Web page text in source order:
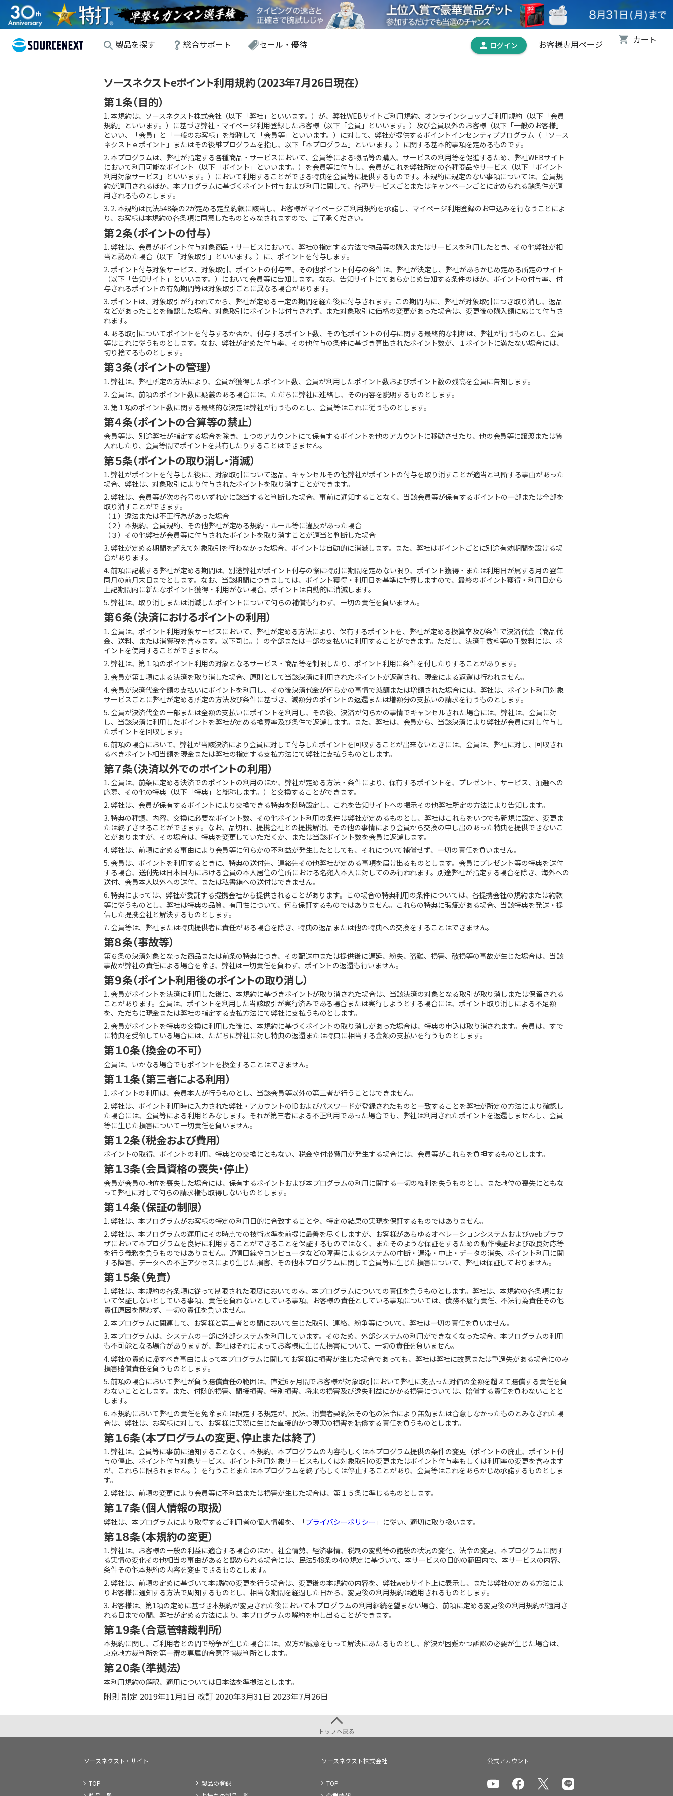
製品を探す 総合サポート セール・優待 お客様専用ページ
ソースネクストeポイント利用規約（2023年7月26日現在）
第１条（目的）
1. 本規約は、ソースネクスト株式会社（以下「弊社」といいます。）が、弊社WEBサイトご利用規約、オンラインショップご利用規約（以下「会員
規約」といいます。）に基づき弊社・マイページ利用登録したお客様（以下「会員」といいます。）及び会員以外のお客様（以下「一般のお客様」
といい、「会員」と「一般のお客様」を総称して「会員等」といいます。）に対して、弊社が提供するポイントインセンティブプログラム（「ソース
ネクストｅポイント」またはその後継プログラムを指し、以下「本プログラム」といいます。）に関する基本的事項を定めるものです。
2. 本プログラムは、弊社が指定する各種商品・サービスにおいて、会員等による物品等の購入、サービスの利用等を促進するため、弊社WEBサイト
において利用可能なポイント（以下「ポイント」といいます。）を会員等に付与し、会員がこれを弊社所定の各種商品やサービス（以下「ポイント
利用対象サービス」といいます。）において利用することができる特典を会員等に提供するものです。本規約に規定のない事項については、会員規
約が適用されるほか、本プログラムに基づくポイント付与および利用に関して、各種サービスごとまたはキャンペーンごとに定められる諸条件が適
用されるものとします。
3. 2. 本規約は民法548条の2が定める定型約款に該当し、お客様がマイページご利用規約を承諾し、マイページ利用登録のお申込みを行なうことによ
り、お客様は本規約の各条項に同意したものとみなされますので、ご了承ください。
第２条（ポイントの付与）
1. 弊社は、会員がポイント付与対象商品・サービスにおいて、弊社の指定する方法で物品等の購入またはサービスを利用したとき、その他弊社が相
当と認めた場合（以下「対象取引」といいます。）に、ポイントを付与します。
2. ポイント付与対象サービス、対象取引、ポイントの付与率、その他ポイント付与の条件は、弊社が決定し、弊社があらかじめ定める所定のサイト
（以下「告知サイト」といいます。）において会員等に告知します。なお、告知サイトにてあらかじめ告知する条件のほか、ポイントの付与率、付
与されるポイントの有効期間等は対象取引ごとに異なる場合があります。
3. ポイントは、対象取引が行われてから、弊社が定める一定の期間を経た後に付与されます。この期間内に、弊社が対象取引につき取り消し、返品
などがあったことを確認した場合、対象取引にポイントは付与されず、また対象取引に価格の変更があった場合は、変更後の購入額に応じて付与さ
れます。
4. ある取引についてポイントを付与するか否か、付与するポイント数、その他ポイントの付与に関する最終的な判断は、弊社が行うものとし、会員
等はこれに従うものとします。なお、弊社が定めた付与率、その他付与の条件に基づき算出されたポイント数が、１ポイントに満たない場合には、
切り捨てるものとします。
第３条（ポイントの管理）
1. 弊社は、弊社所定の方法により、会員が獲得したポイント数、会員が利用したポイント数およびポイント数の残高を会員に告知します。
2. 会員は、前項のポイント数に疑義のある場合には、ただちに弊社に連絡し、その内容を説明するものとします。
3. 第１項のポイント数に関する最終的な決定は弊社が行うものとし、会員等はこれに従うものとします。
第４条（ポイントの合算等の禁止）
会員等は、別途弊社が指定する場合を除き、１つのアカウントにて保有するポイントを他のアカウントに移動させたり、他の会員等に譲渡または質
入れしたり、会員等間でポイントを共有したりすることはできません。
第５条（ポイントの取り消し・消滅）
1. 弊社がポイントを付与した後に、対象取引について返品、キャンセルその他弊社がポイントの付与を取り消すことが適当と判断する事由があった
場合、弊社は、対象取引により付与されたポイントを取り消すことができます。
2. 弊社は、会員等が次の各号のいずれかに該当すると判断した場合、事前に通知することなく、当該会員等が保有するポイントの一部または全部を
取り消すことができます。
（１）違法または不正行為があった場合
（２）本規約、会員規約、その他弊社が定める規約・ルール等に違反があった場合
（３）その他弊社が会員等に付与されたポイントを取り消すことが適当と判断した場合
3. 弊社が定める期間を超えて対象取引を行わなかった場合、ポイントは自動的に消滅します。また、弊社はポイントごとに別途有効期間を設ける場
合があります。
4. 前項に記載する弊社が定める期間は、別途弊社がポイント付与の際に特別に期間を定めない限り、ポイント獲得・または利用日が属する月の翌年
同月の前月末日までとします。なお、当該期間につきましては、ポイント獲得・利用日を基準に計算しますので、最終のポイント獲得・利用日から
上記期間内に新たなポイント獲得・利用がない場合、ポイントは自動的に消滅します。
5. 弊社は、取り消しまたは消滅したポイントについて何らの補償も行わず、一切の責任を負いません。
第６条（決済におけるポイントの利用）
1. 会員は、ポイント利用対象サービスにおいて、弊社が定める方法により、保有するポイントを、弊社が定める換算率及び条件で決済代金（商品代
金、送料、または消費税を含みます。以下同じ。）の全部または一部の支払いに利用することができます。ただし、決済手数料等の手数料には、ポ
イントを使用することができません。
2. 弊社は、第１項のポイント利用の対象となるサービス・商品等を制限したり、ポイント利用に条件を付したりすることがあります。
3. 会員が第１項による決済を取り消した場合、原則として当該決済に利用されたポイントが返還され、現金による返還は行われません。
4. 会員が決済代金全額の支払いにポイントを利用し、その後決済代金が何らかの事情で減額または増額された場合には、弊社は、ポイント利用対象
サービスごとに弊社が定める所定の方法及び条件に基づき、減額分のポイントの返還または増額分の支払いの請求を行うものとします。
5. 会員が決済代金の一部または全額の支払いにポイントを利用し、その後、決済が何らかの事情でキャンセルされた場合には、弊社は、会員に対
し、当該決済に利用したポイントを弊社が定める換算率及び条件で返還します。また、弊社は、会員から、当該決済により弊社が会員に対し付与し
たポイントを回収します。
6. 前項の場合において、弊社が当該決済により会員に対して付与したポイントを回収することが出来ないときには、会員は、弊社に対し、回収され
るべきポイント相当額を現金または弊社の指定する支払方法にて弊社に支払うものとします。
第７条（決済以外でのポイントの利用）
1. 会員は、前条に定める決済でのポイントの利用のほか、弊社が定める方法・条件により、保有するポイントを、プレゼント、サービス、抽選への
応募、その他の特典（以下「特典」と総称します。）と交換することができます。
2. 弊社は、会員が保有するポイントにより交換できる特典を随時設定し、これを告知サイトへの掲示その他弊社所定の方法により告知します。
3. 特典の種類、内容、交換に必要なポイント数、その他ポイント利用の条件は弊社が定めるものとし、弊社はこれらをいつでも新規に設定、変更ま
たは終了させることができます。なお、品切れ、提携会社との提携解消、その他の事情により会員から交換の申し出のあった特典を提供できないこ
とがありますが、その場合は、特典を変更していただくか、または当該ポイント数を会員に返還します。
4. 弊社は、前項に定める事由により会員等に何らかの不利益が発生したとしても、それについて補償せず、一切の責任を負いません。
5. 会員は、ポイントを利用するときに、特典の送付先、連絡先その他弊社が定める事項を届け出るものとします。会員にプレゼント等の特典を送付
する場合、送付先は日本国内における会員の本人居住の住所における名宛人本人に対してのみ行われます。別途弊社が指定する場合を除き、海外への
送付、会員本人以外への送付、または私書箱への送付はできません。
6. 特典によっては、弊社が委託する提携会社から提供されることがあります。この場合の特典利用の条件については、各提携会社の規約または約款
等に従うものとし、弊社は特典の品質、有用性について、何ら保証するものではありません。これらの特典に瑕疵がある場合、当該特典を発送・提
供した提携会社と解決するものとします。
7. 会員等は、弊社または特典提供者に責任がある場合を除き、特典の返品または他の特典への交換をすることはできません。
第８条（事故等）
第６条の決済対象となった商品または前条の特典につき、その配送中または提供後に遅延、紛失、盗難、損害、破損等の事故が生じた場合は、当該
事故が弊社の責任による場合を除き、弊社は一切責任を負わず、ポイントの返還も行いません。
第９条（ポイント利用後のポイントの取り消し）
1. 会員がポイントを決済に利用した後に、本規約に基づきポイントが取り消された場合は、当該決済の対象となる取引が取り消しまたは保留される
ことがあります。会員は、ポイントを利用した当該取引が実行済みである場合または実行しようとする場合には、ポイント取り消しによる不足額
を、ただちに現金または弊社の指定する支払方法にて弊社に支払うものとします。
2. 会員がポイントを特典の交換に利用した後に、本規約に基づくポイントの取り消しがあった場合は、特典の申込は取り消されます。会員は、すで
に特典を受領している場合には、ただちに弊社に対し特典の返還または特典に相当する金額の支払いを行うものとします。
第１０条（換金の不可）
会員は、いかなる場合でもポイントを換金することはできません。
第１１条（第三者による利用）
1. ポイントの利用は、会員本人が行うものとし、当該会員等以外の第三者が行うことはできません。
2. 弊社は、ポイント利用時に入力された弊社・アカウントのIDおよびパスワードが登録されたものと一致することを弊社が所定の方法により確認し
た場合には、会員等による利用とみなします。それが第三者による不正利用であった場合でも、弊社は利用されたポイントを返還しませんし、会員
等に生じた損害について一切責任を負いません。
第１２条（税金および費用）
ポイントの取得、ポイントの利用、特典との交換にともない、税金や付帯費用が発生する場合には、会員等がこれらを負担するものとします。
第１３条（会員資格の喪失・停止）
会員が会員の地位を喪失した場合には、保有するポイントおよび本プログラムの利用に関する一切の権利を失うものとし、また地位の喪失にともな
って弊社に対して何らの請求権も取得しないものとします。
第１４条（保証の制限）
1. 弊社は、本プログラムがお客様の特定の利用目的に合致することや、特定の結果の実現を保証するものではありません。
2. 弊社は、本プログラムの運用にその時点での技術水準を前提に最善を尽くしますが、お客様があらゆるオペレーションシステムおよびwebブラウ
ザにおいて本プログラムを良好に利用することができることを保証するものではなく、またそのような保証をするための動作検証および改良対応等
を行う義務を負うものではありません。通信回線やコンピュータなどの障害によるシステムの中断・遅滞・中止・データの消失、ポイント利用に関
する障害、データへの不正アクセスにより生じた損害、その他本プログラムに関して会員等に生じた損害について、弊社は保証しておりません。
第１５条（免責）
1. 弊社は、本規約の各条項に従って制限された限度においてのみ、本プログラムについての責任を負うものとします。弊社は、本規約の各条項にお
いて保証しないとしている事項、責任を負わないとしている事項、お客様の責任としている事項については、債務不履行責任、不法行為責任その他
責任原因を問わず、一切の責任を負いません。
2. 本プログラムに関連して、お客様と第三者との間において生じた取引、連絡、紛争等について、弊社は一切の責任を負いません。
3. 本プログラムは、システムの一部に外部システムを利用しています。そのため、外部システムの利用ができなくなった場合、本プログラムの利用
も不可能となる場合がありますが、弊社はそれによってお客様に生じた損害について、一切の責任を負いません。
4. 弊社の責めに帰すべき事由によって本プログラムに関してお客様に損害が生じた場合であっても、弊社は弊社に故意または重過失がある場合にのみ
損害賠償責任を負うものとします。
5. 前項の場合において弊社が負う賠償責任の範囲は、直近6ヶ月間でお客様が対象取引において弊社に支払った対価の金額を超えて賠償する責任を負
わないこととします。また、付随的損害、間接損害、特別損害、将来の損害及び逸失利益にかかる損害については、賠償する責任を負わないことと
します。
6. 本規約において弊社の責任を免除または限定する規定が、民法、消費者契約法その他の法令により無効または合意しなかったものとみなされた場
合は、弊社は、お客様に対して、お客様に実際に生じた直接的かつ現実の損害を賠償する責任を負うものとします。
第１６条（本プログラムの変更、停止または終了）
1. 弊社は、会員等に事前に通知することなく、本規約、本プログラムの内容もしくは本プログラム提供の条件の変更（ポイントの廃止、ポイント付
与の停止、ポイント付与対象サービス、ポイント利用対象サービスもしくは対象取引の変更またはポイント付与率もしくは利用率の変更を含みます
が、これらに限られません。）を行うことまたは本プログラムを終了もしくは停止することがあり、会員等はこれをあらかじめ承諾するものとしま
す。
2. 弊社は、前項の変更により会員等に不利益または損害が生じた場合は、第１５条に準じるものとします。
第１７条（個人情報の取扱）
弊社は、本プログラムにより取得するご利用者の個人情報を、「プライバシーポリシー 」に従い、適切に取り扱います。
第１８条（本規約の変更）
1. 弊社は、お客様の一般の利益に適合する場合のほか、社会情勢、経済事情、税制の変動等の諸般の状況の変化、法令の変更、本プログラムに関す
る実情の変化その他相当の事由があると認められる場合には、民法548条の4の規定に基づいて、本サービスの目的の範囲内で、本サービスの内容、
条件その他本規約の内容を変更できるものとします。
2. 弊社は、前項の定めに基づいて本規約の変更を行う場合は、変更後の本規約の内容を、弊社webサイト上に表示し、または弊社の定める方法によ
りお客様に通知する方法で周知するものとし、相当な期間を経過した日から、変更後の利用規約は適用されるものとします。
3. お客様は、第1項の定めに基づき本規約が変更された後において本プログラムの利用継続を望まない場合、前項に定める変更後の利用規約が適用さ
れる日までの間、弊社が定める方法により、本プログラムの解約を申し出ることができます。
第１９条（合意管轄裁判所）
本規約に関し、ご利用者との間で紛争が生じた場合には、双方が誠意をもって解決にあたるものとし、解決が困難かつ訴訟の必要が生じた場合は、
東京地方裁判所を第一審の専属的合意管轄裁判所とします。
第２０条（準拠法）
本利用規約の解釈、適用については日本法を準拠法とします。
附則 制定 2019年11月1日 改訂 2020年3月31日 2023年7月26日
トップへ戻る
ソースネクスト・サイト
TOP
製品の登録
ソースネクスト株式会社
TOP
公式アカウント